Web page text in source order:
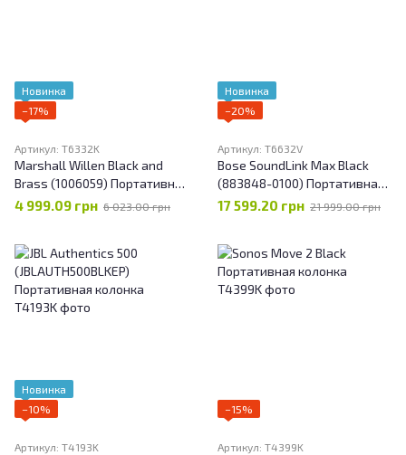
Новинка
−17%
Артикул: T6332K
Marshall Willen Black and
Brass (1006059) Портативная
колонка
4 999.09 грн 6 023.00 грн
Новинка
−20%
Артикул: T6632V
Bose SoundLink Max Black
(883848-0100) Портативная
колонка
17 599.20 грн 21 999.00 грн
Новинка
−10%
Артикул: T4193K
−15%
Артикул: T4399K